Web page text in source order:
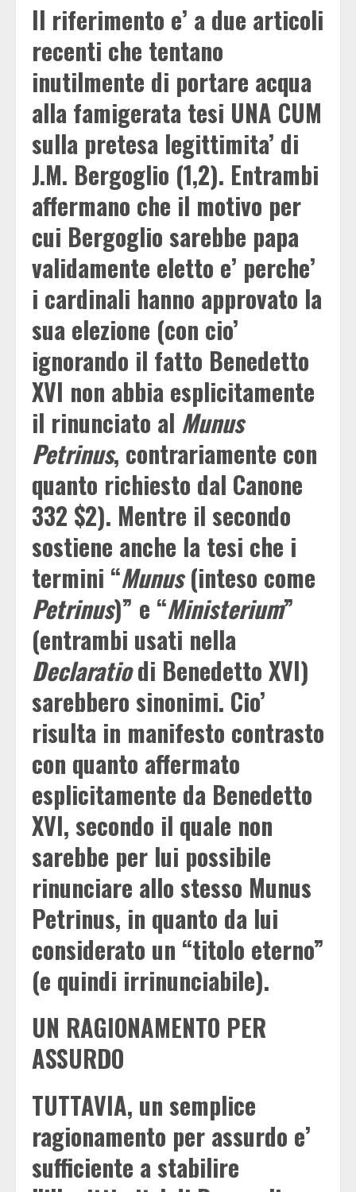
Il riferimento e’ a due articoli
recenti che tentano
inutilmente di portare acqua
alla famigerata tesi UNA CUM
sulla pretesa legittimita’ di
J.M. Bergoglio (1,2). Entrambi
affermano che il motivo per
cui Bergoglio sarebbe papa
validamente eletto e’ perche’
i cardinali hanno approvato la
sua elezione (con cio’
ignorando il fatto Benedetto
XVI non abbia esplicitamente
il rinunciato al Munus
Petrinus, contrariamente con
quanto richiesto dal Canone
332 $2). Mentre il secondo
sostiene anche la tesi che i
termini “Munus(inteso come
Petrinus)” e “Ministerium”
(entrambi usati nella
Declaratiodi Benedetto XVI)
sarebbero sinonimi. Cio’
risulta in manifesto contrasto
con quanto affermato
esplicitamente da Benedetto
XVI, secondo il quale non
sarebbe per lui possibile
rinunciare allo stesso Munus
Petrinus, in quanto da lui
considerato un “titolo eterno”
(e quindi irrinunciabile).
UN RAGIONAMENTO PER
ASSURDO
TUTTAVIA, un semplice
ragionamento per assurdo e’
sufficiente a stabilire